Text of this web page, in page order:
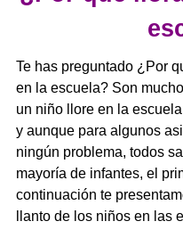
Te has preguntado ¿Por
en la escuela? Son
un niño llore en la
y aunque para algunos
ningún problema, todos
mayoría de infantes, el
continuación te
llanto de los niños en las